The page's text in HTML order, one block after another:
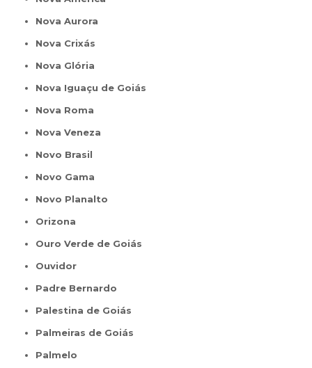
Nova Aurora
Nova Crixás
Nova Glória
Nova Iguaçu de Goiás
Nova Roma
Nova Veneza
Novo Brasil
Novo Gama
Novo Planalto
Orizona
Ouro Verde de Goiás
Ouvidor
Padre Bernardo
Palestina de Goiás
Palmeiras de Goiás
Palmelo